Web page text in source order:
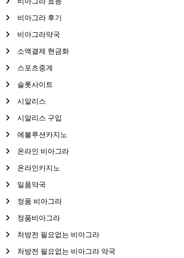
비아그라 후기
비아그라약국
소액결제 현금화
스포츠중계
슬롯사이트
시알리스
시알리스 구입
에볼루션카지노
온라인 비아그라
온라인카지노
일품약국
정품 비아그라
정품비아그라
처방전 필요없는 비아그라
처방전 필요없는 비아그라 약국